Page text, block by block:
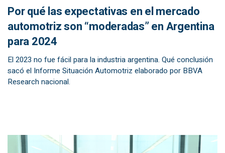
Por qué las expectativas en el mercado
automotriz son “moderadas” en Argentina
para 2024
El 2023 no fue fácil para la industria argentina. Qué conclusión
sacó el Informe Situación Automotriz elaborado por BBVA
Research nacional.